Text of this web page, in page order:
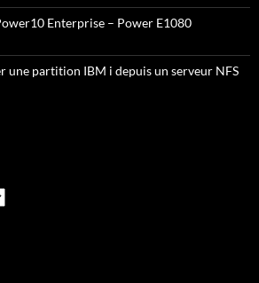
Enterprise – Power E1080
une partition IBM i depuis un serveur NFS